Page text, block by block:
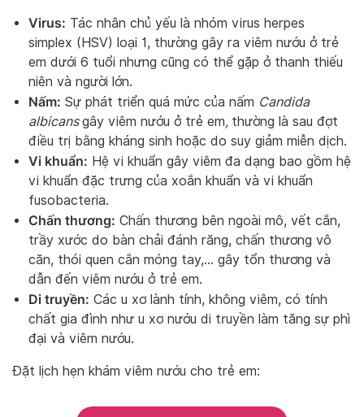
Virus: Tác nhân chủ yếu là nhóm virus herpes
simplex (HSV) loại 1, thường gây ra viêm nướu ở trẻ
em dưới 6 tuổi nhưng cũng có thể gặp ở thanh thiếu
niên và người lớn.
Nấm: Sự phát triển quá mức của nấm Candida
albicansgây viêm nướu ở trẻ em, thường là sau đợt
điều trị bằng kháng sinh hoặc do suy giảm miễn dịch.
Vi khuẩn: Hệ vi khuẩn gây viêm đa dạng bao gồm hệ
vi khuẩn đặc trưng của xoắn khuẩn và vi khuẩn
fusobacteria.
Chấn thương: Chấn thương bên ngoài mô, vết cắn,
trầy xước do bàn chải đánh răng, chấn thương vô
căn, thói quen cắn móng tay,… gây tổn thương và
dẫn đến viêm nướu ở trẻ em.
Di truyền: Các u xơ lành tính, không viêm, có tính
chất gia đình như u xơ nướu di truyền làm tăng sự phì
đại và viêm nướu.
Đặt lịch hẹn khám viêm nướu cho trẻ em: